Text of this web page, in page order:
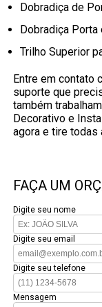
Dobradiça de
Dobradiça
Trilho Superior
Entre em contato
suporte que
também
Decorativo e
agora e tire todas
FAÇA UM
Digite seu nome
Digite seu email
Digite seu telefone
Mensagem